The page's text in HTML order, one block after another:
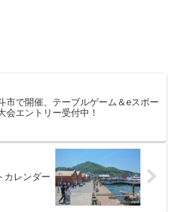
市で開催、テーブルゲーム＆eスポー
会エントリー受付中！
カレンダー